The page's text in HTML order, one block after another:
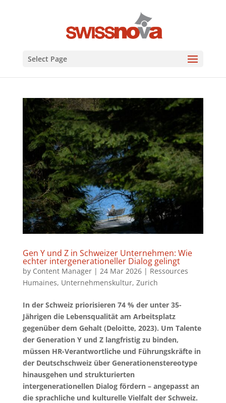
Select Page
Gen Y und Z in Schweizer Unternehmen: Wie
echter intergenerationeller Dialog gelingt
by Content Manager| 24 Mar 2026| Ressources
Humaines, Unternehmenskultur, Zurich
In der Schweiz priorisieren 74 % der unter 35-
Jährigen die Lebensqualität am Arbeitsplatz
gegenüber dem Gehalt (Deloitte, 2023). Um Talente
der Generation Y und Z langfristig zu binden,
müssen HR-Verantwortliche und Führungskräfte in
der Deutschschweiz über Generationenstereotype
hinausgehen und strukturierten
intergenerationellen Dialog fördern – angepasst an
die sprachliche und kulturelle Vielfalt der Schweiz.